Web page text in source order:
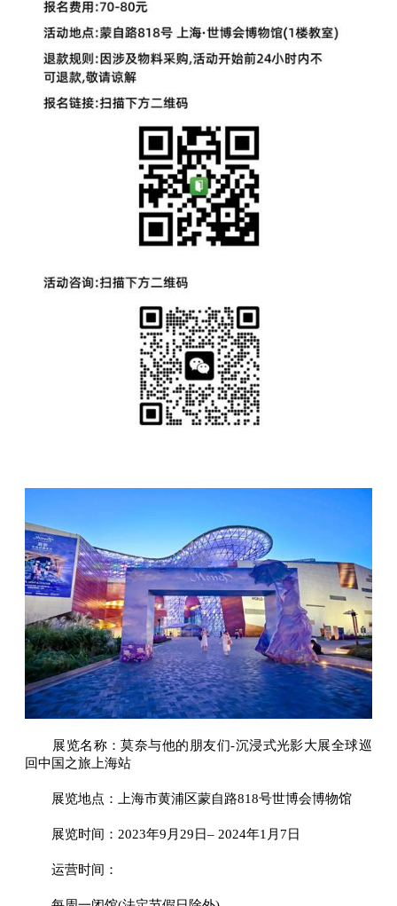
展览名称：莫奈与他的朋友们-沉浸式光影大展全球巡
回中国之旅上海站
展览地点：上海市黄浦区蒙自路818号世博会博物馆
展览时间：2023年9月29日– 2024年1月7日
运营时间：